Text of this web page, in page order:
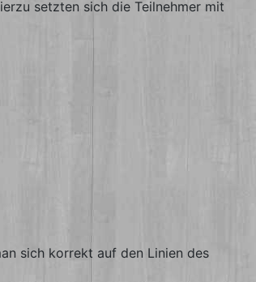
setzten sich die Teilnehmer mit
sich korrekt auf den Linien des